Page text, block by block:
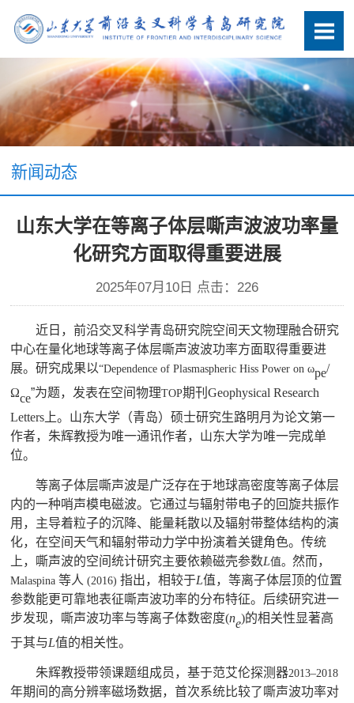
新闻动态
山东大学在等离子体层嘶声波波功率量
化研究方面取得重要进展
2025年07月10日 点击： 226
近日，前沿交叉科学青岛研究院空间天文物理融合研究
中心在量化地球等离子体层嘶声波波功率方面取得重要进
展。研究成果以“Dependence of Plasmaspheric Hiss Power on ωpe/
Ωce”为题，发表在空间物理TOP期刊Geophysical Research
Letters 上。山东大学（青岛）硕士研究生路明月为论文第一
作者，朱辉教授为唯一通讯作者，山东大学为唯一完成单
位。
等离子体层嘶声波是广泛存在于地球高密度等离子体层
内的一种哨声模电磁波。它通过与辐射带电子的回旋共振作
用，主导着粒子的沉降、能量耗散以及辐射带整体结构的演
化，在空间天气和辐射带动力学中扮演着关键角色。传统
上，嘶声波的空间统计研究主要依赖磁壳参数L值。然而，
Malaspina等人(2016)指出，相较于L值，等离子体层顶的位置
参数能更可靠地表征嘶声波功率的分布特征。后续研究进一
步发现，嘶声波功率与等离子体数密度(ne)的相关性显著高
于其与L值的相关性。
朱辉教授带领课题组成员，基于范艾伦探测器2013–2018
年期间的高分辨率磁场数据，首次系统比较了嘶声波功率对